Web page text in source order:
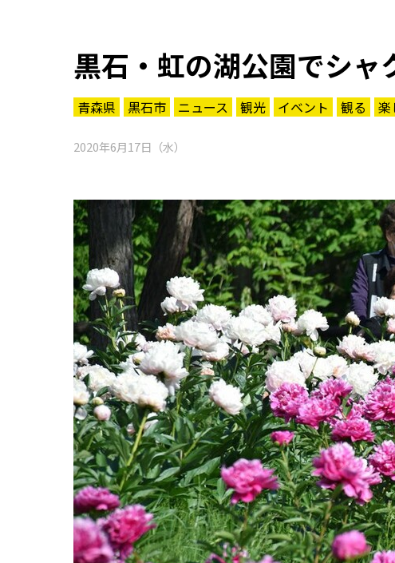
黒石・虹の湖公園でシャ
青森県 黒石市 ニュース 観光 イベント 観る 楽
2020年6月17日（水）
パワースポット
まつり・イベント
おみやげ・特産
道の駅・産直
アウトドア・レジャー
ご当地グルメ